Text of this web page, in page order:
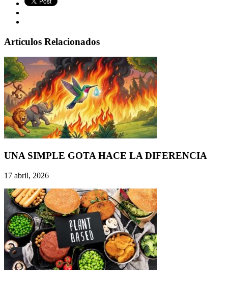
Artículos Relacionados
UNA SIMPLE GOTA HACE LA DIFERENCIA
17 abril, 2026